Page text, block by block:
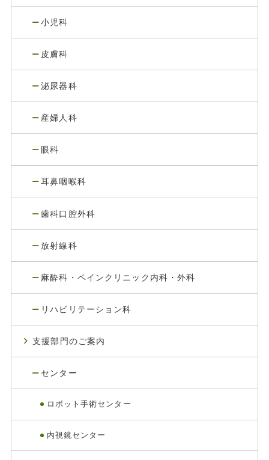
小児科
皮膚科
泌尿器科
産婦人科
眼科
耳鼻咽喉科
歯科口腔外科
放射線科
麻酔科・ペインクリニック内科・外科
リハビリテーション科
支援部門のご案内
センター
ロボット手術センター
内視鏡センター